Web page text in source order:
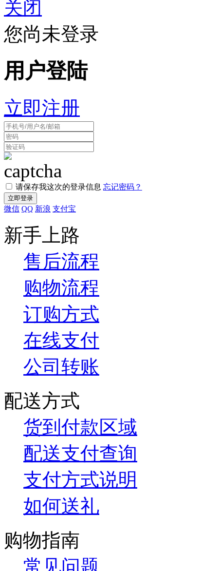
关闭
您尚未登录
用户登陆
立即注册
请保存我这次的登录信息 忘记密码？
微信 QQ 新浪 支付宝
新手上路
售后流程
购物流程
订购方式
在线支付
公司转账
配送方式
货到付款区域
配送支付查询
支付方式说明
如何送礼
购物指南
常见问题